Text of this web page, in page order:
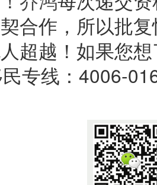
合作，所以批
超越！如果您
专线：4006-